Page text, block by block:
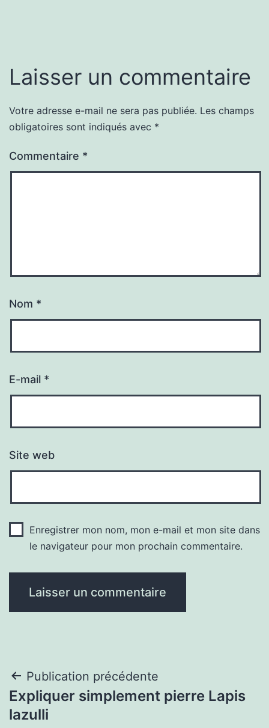
Laisser un commentaire
Votre adresse e-mail ne sera pas publiée. Les champs
obligatoires sont indiqués avec *
Commentaire *
Nom *
E-mail *
Site web
Enregistrer mon nom, mon e-mail et mon site dans
le navigateur pour mon prochain commentaire.
Navigation
de
Publication précédente
Expliquer simplement pierre Lapis
lazulli